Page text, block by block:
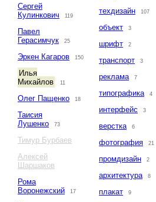
Сергей
Кулинкович
119
Павел
Герасимчук
25
Эркен Кагаров 150
Илья
Михайлов
11
Олег Пащенко 18
Таисия
Лушенко
73
Тимур Бурбаев
Алексей
Шаршаков
Рома
Воронежский
17
техдизайн 107
объект 3
шрифт 2
транспорт 3
реклама 7
типографика 4
интерфейс 3
верстка 6
фотография 21
промдизайн 2
архитектура 8
плакат 9